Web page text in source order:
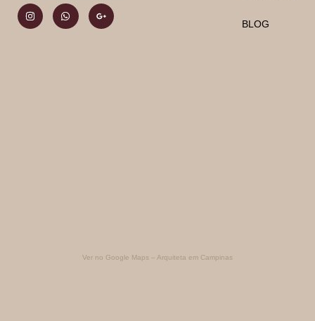
BLOG
Ver no Google Maps – Arquiteta em Campinas